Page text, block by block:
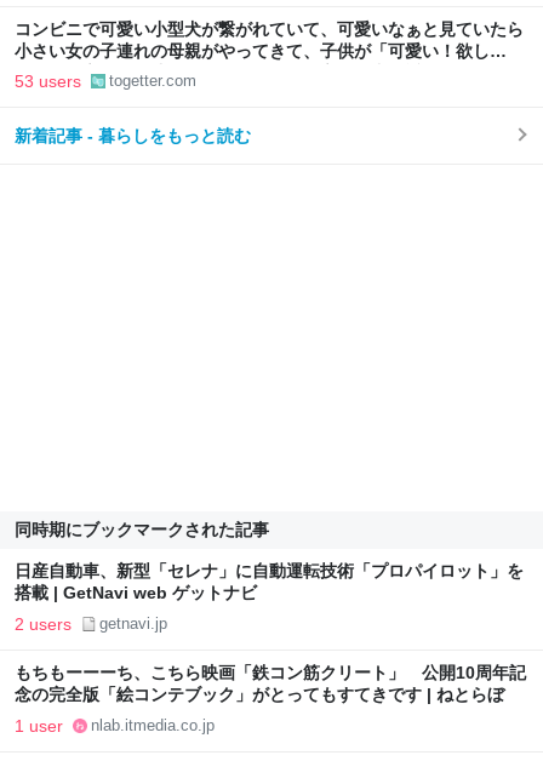
コンビニで可愛い小型犬が繋がれていて、可愛いなぁと見ていたら
小さい女の子連れの母親がやってきて、子供が「可愛い！欲し
い！」と言うと「連れて帰ろうか？」と言って犬に近づいて行った
53 users togetter.com
新着記事 - 暮らしをもっと読む
同時期にブックマークされた記事
日産自動車、新型「セレナ」に自動運転技術「プロパイロット」を
搭載 | GetNavi web ゲットナビ
2 users getnavi.jp
もちもーーーち、こちら映画「鉄コン筋クリート」 公開10周年記
念の完全版「絵コンテブック」がとってもすてきです | ねとらぼ
1 user nlab.itmedia.co.jp